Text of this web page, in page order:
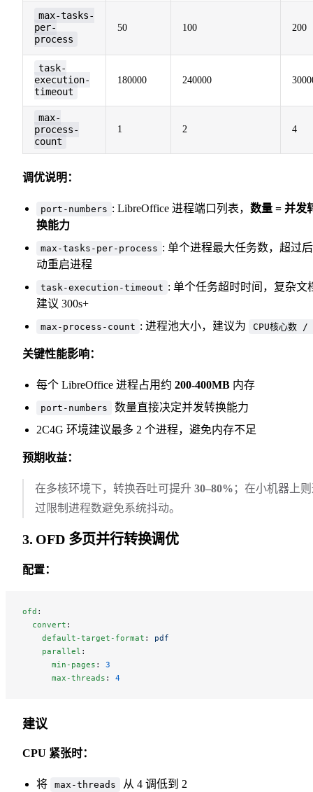
max-tasks-
per-
process
50 100 200
task-
execution-
timeout
180000 240000
max-
process-
count
1 2 4
调优说明：
port-numbers : LibreOffice 进程端口列表， 数量 = 并发
换能力
max-tasks-per-process : 单个进程最大任务数，超过
动重启进程
task-execution-timeout : 单个任务超时时间，复杂文
建议 300s+
max-process-count : 进程池大小，建议为 CPU核心数 /
关键性能影响：
每个 LibreOffice 进程占用约 200-400MB 内存
port-numbers
数量直接决定并发转换能力
2C4G 环境建议最多 2 个进程，避免内存不足
预期收益：
在多核环境下，转换吞吐可提升 30–80% ；在小机器上
过限制进程数避免系统抖动。
3. OFD 多页并行转换调优
配置：
ofd :
  convert
:
    default-target-format
: pdf
    parallel
:
      min-pages
: 3
      max-threads
: 4
建议
CPU 紧张时：
将 max-threads 从 4 调低到 2